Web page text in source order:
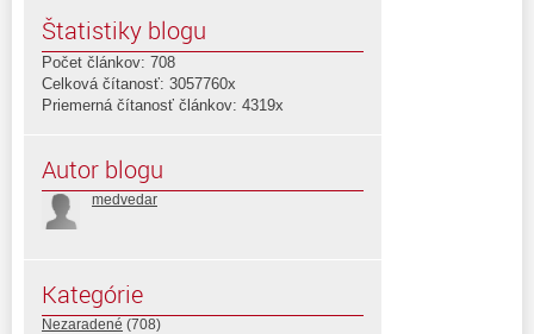
Štatistiky blogu
Počet článkov: 708
Celková čítanosť: 3057760x
Priemerná čítanosť článkov: 4319x
Autor blogu
medvedar
Kategórie
Nezaradené (708)